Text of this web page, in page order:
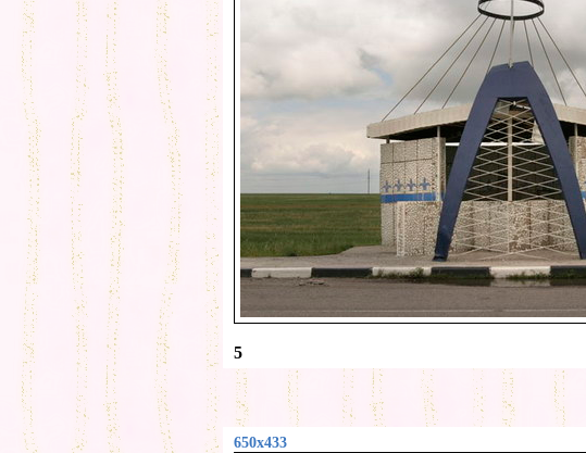
5
650x433